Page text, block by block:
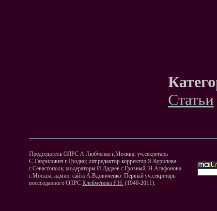
Статьи
Председатель ОЛРС А.Любченко г.Москва; уч.секретарь
С.Гаврилович г.Гродно; лит.редактор-корректор Я.Курилова
г.Севастополь; модераторы И.Дадаев г.Грозный, Н.Агафонова
г.Москва; админ. сайта А.Вдовиченко. Первый уч.секретарь
воссозданного ОЛРС Клеймёнова Р.Н. (1940-2011).